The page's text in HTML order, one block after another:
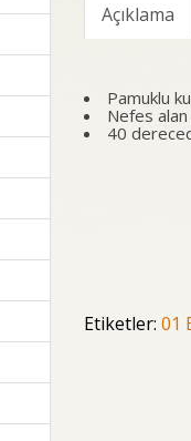
Açıklama
Pamuklu
Nefes alan
40
Etiketler: 01